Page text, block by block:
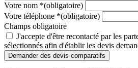
Votre nom *(obligatoire)
Votre téléphone *(obligatoire)
Champs obligatoire
J'accepte d'être recontacté par les
sélectionnés afin d'établir les devis